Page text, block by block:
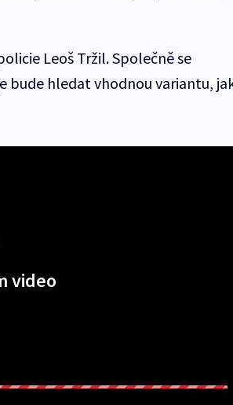
Leoš Tržil. Společně se
bude hledat vhodnou variantu,
video